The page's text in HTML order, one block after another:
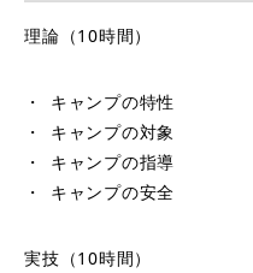
理論（10時間）
キャンプの特性
キャンプの対象
キャンプの指導
キャンプの安全
実技（10時間）